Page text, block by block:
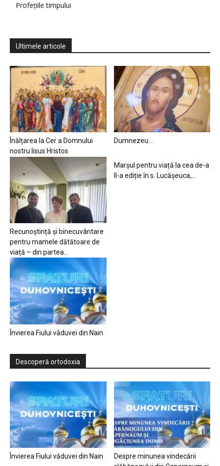
Profețiile timpului
Ultimele articole
Înălțarea la Cer a Domnului
nostru Iisus Hristos
Dumnezeu…
Recunoștință și binecuvântare
pentru mamele dătătoare de
viață – din partea...
Marșul pentru viață la cea de-a
II-a ediție în s. Lucășeuca,...
Învierea Fiului văduvei din Nain
Descoperă ortodoxia
Învierea Fiului văduvei din Nain
Despre minunea vindecării